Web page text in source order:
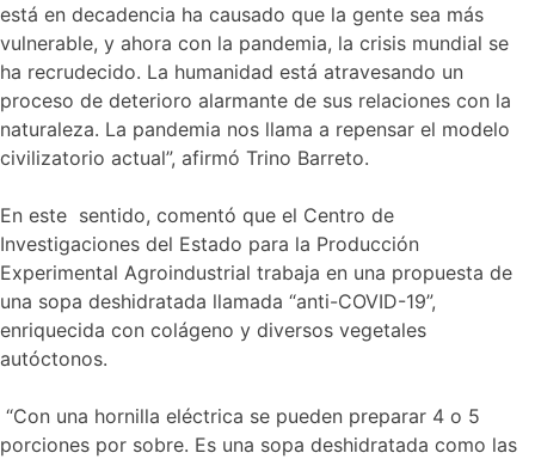
está en decadencia ha causado que la gente sea más
vulnerable, y ahora con la pandemia, la crisis mundial se
ha recrudecido. La humanidad está atravesando un
proceso de deterioro alarmante de sus relaciones con la
naturaleza. La pandemia nos llama a repensar el modelo
civilizatorio actual”, afirmó Trino Barreto.
En este sentido, comentó que el Centro de
Investigaciones del Estado para la Producción
Experimental Agroindustrial trabaja en una propuesta de
una sopa deshidratada llamada “anti-COVID-19”,
enriquecida con colágeno y diversos vegetales
autóctonos.
“Con una hornilla eléctrica se pueden preparar 4 o 5
porciones por sobre. Es una sopa deshidratada como las